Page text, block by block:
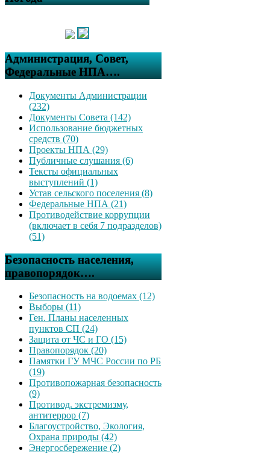
Администрация, Совет,
Федеральные НПА….
Документы Администрации
(232)
Документы Совета (142)
Использование бюджетных
средств (70)
Проекты НПА (29)
Публичные слушания (6)
Тексты официальных
выступлений (1)
Устав сельского поселения (8)
Федеральные НПА (21)
Противодействие коррупции
(включает в себя 7 подразделов)
(51)
Безопасность населения,
правопорядок….
Безопасность на водоемах (12)
Выборы (11)
Ген. Планы населенных
пунктов СП (24)
Защита от ЧС и ГО (15)
Правопорядок (20)
Памятки ГУ МЧС России по РБ
(19)
Противопожарная безопасность
(9)
Противод. экстремизму,
антитеррор (7)
Благоустройство, Экология,
Охрана природы (42)
Энергосбережение (2)